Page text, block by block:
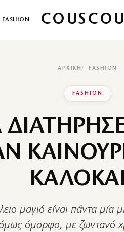
FASHION
ΑΡΧΙΚΉ FASHION
FASHION
μαγιό είναι πάντα μία
όμως όμορφο, με ζωντανό